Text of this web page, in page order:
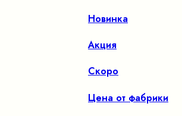
Новинка
Акция
Скоро
Цена от фабрики